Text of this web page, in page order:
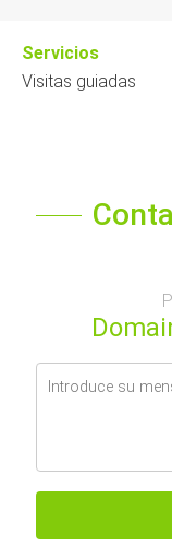
Servicios
Visitas guiadas